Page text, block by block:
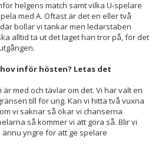
helgens match samt vilka U-spelare
med A. Oftast är det en eller två
bollar vi tankar men ledarstaben
alltid ta ut det laget han tror på, för det
inför hösten? Letas det
med och tävlar om det. Vi har valt en
till för ung. Kan vi hitta två vuxna
vi saknar så ökar vi chanserna
så kommer vi att göra så. Blir vi
yngre för att ge spelare